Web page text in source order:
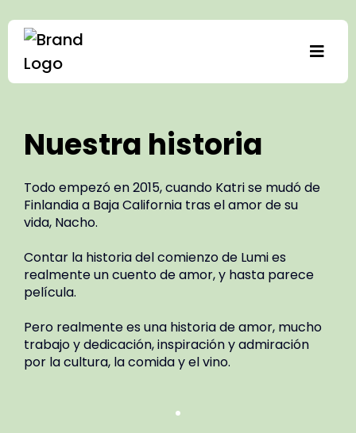
Nuestra historia
Todo empezó en 2015, cuando Katri se mudó de
Finlandia a Baja California tras el amor de su
vida, Nacho.
Contar la historia del comienzo de Lumi es
realmente un cuento de amor, y hasta parece
película.
Pero realmente es una historia de amor, mucho
trabajo y dedicación, inspiración y admiración
por la cultura, la comida y el vino.